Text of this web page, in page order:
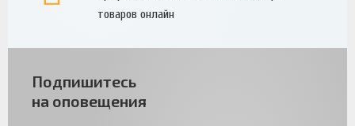
товаров онлайн
Подпишитесь
на оповещения